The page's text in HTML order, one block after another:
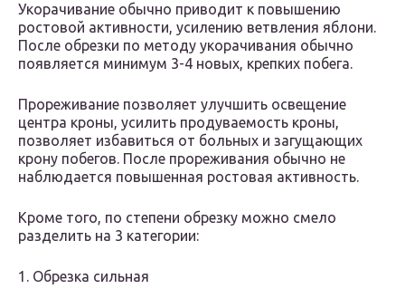
Укорачивание обычно приводит к повышению
ростовой активности, усилению ветвления яблони.
После обрезки по методу укорачивания обычно
появляется минимум 3-4 новых, крепких побега.
Прореживание позволяет улучшить освещение
центра кроны, усилить продуваемость кроны,
позволяет избавиться от больных и загущающих
крону побегов. После прореживания обычно не
наблюдается повышенная ростовая активность.
Кроме того, по степени обрезку можно смело
разделить на 3 категории:
1. Обрезка сильная